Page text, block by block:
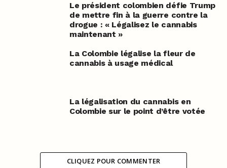
Le président colombien défie Trump
de mettre fin à la guerre contre la
drogue : « Légalisez le cannabis
maintenant »
La Colombie légalise la fleur de
cannabis à usage médical
La légalisation du cannabis en
Colombie sur le point d’être votée
CLIQUEZ POUR COMMENTER